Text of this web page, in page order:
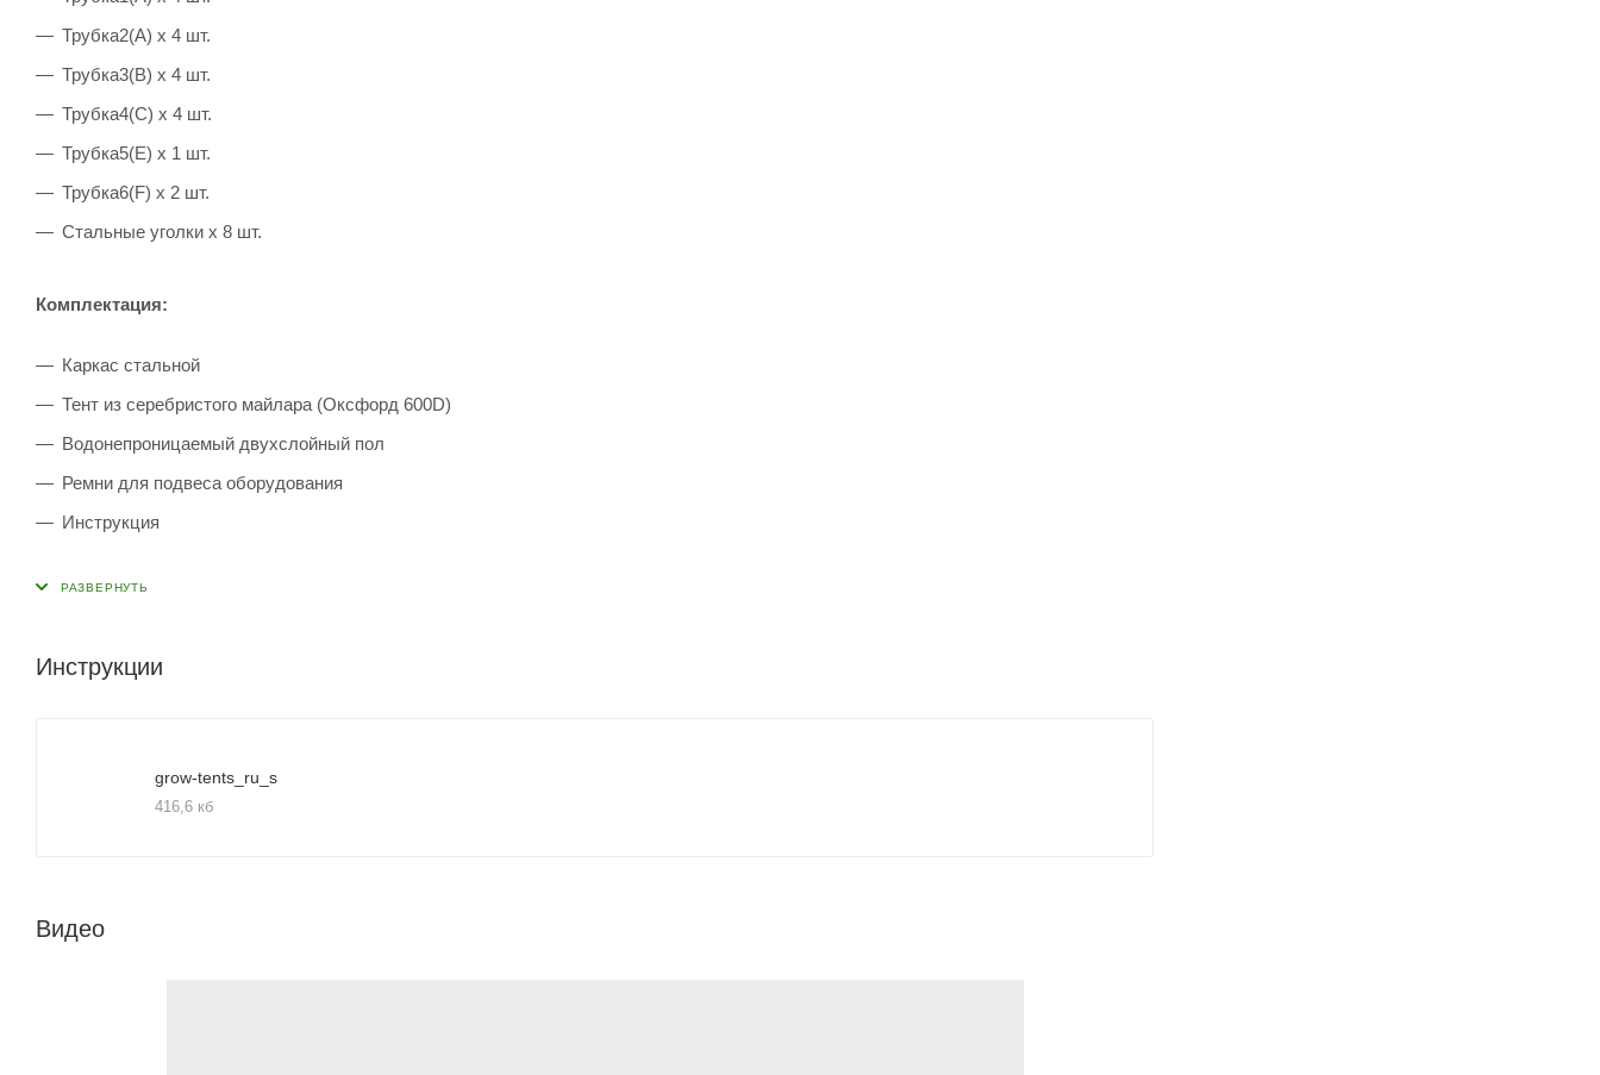
Трубка2(А) х 4 шт.
Трубка3(B) х 4 шт.
Трубка4(C) х 4 шт.
Трубка5(E) х 1 шт.
Трубка6(F) х 2 шт.
Стальные уголки х 8 шт.
Комплектация:
Каркас стальной
Тент из серебристого майлара (Оксфорд 600D)
Водонепроницаемый двухслойный пол
Ремни для подвеса оборудования
Инструкция
Инструкции
grow-tents_ru_s
416,6 кб
Видео